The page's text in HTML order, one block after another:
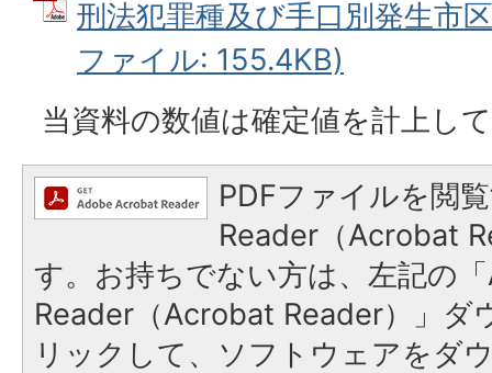
刑法犯罪種及び手口別発生市
ファイル: 155.4KB)
当資料の数値は確定値を計上し
PDFファイルを閲
Reader（Acrobat
す。お持ちでない方は、左記の
Reader（Acrobat Reader）」ダ
リックして、ソフトウェアをダ